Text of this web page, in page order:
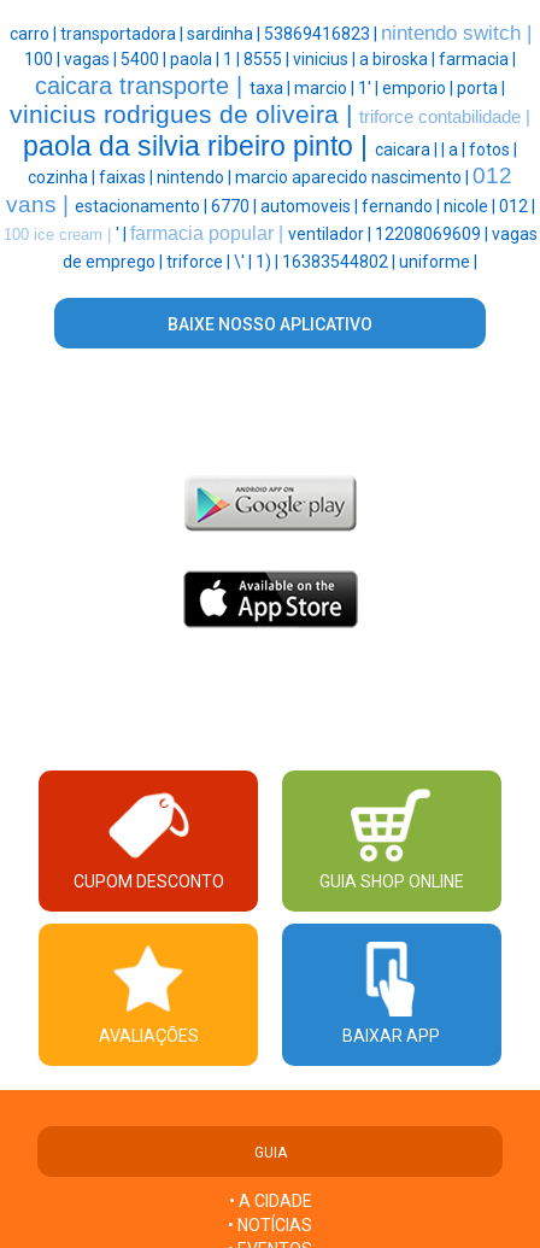
carro | transportadora | sardinha | 53869416823 | nintendo switch |
100 | vagas | 5400 | paola | 1 | 8555 | vinicius | a biroska | farmacia |
caicara transporte | taxa | marcio | 1' | emporio | porta |
vinicius rodrigues de oliveira | triforce contabilidade |
paola da silvia ribeiro pinto | caicara | a | fotos |
cozinha | faixas | nintendo | marcio aparecido nascimento | 012
vans |
estacionamento | 6770 | automoveis | fernando | nicole | 012 |
100 ice cream | ' | farmacia popular | ventilador | 12208069609 | vagas
de emprego | triforce | \' | 1) | 16383544802 | uniforme |
BAIXE NOSSO APLICATIVO
CUPOM DESCONTO GUIA SHOP ONLINE
AVALIAÇÕES BAIXAR APP
GUIA
• A CIDADE
• NOTÍCIAS